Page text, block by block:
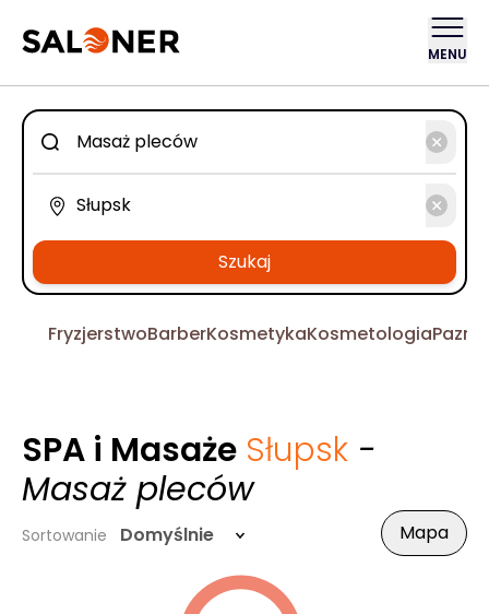
MENU
Szukaj
FryzjerstwoBarberKosmetykaKosmetologia
SPA i Masaże Słupsk -
Masaż pleców
Sortowanie Domyślnie Mapa